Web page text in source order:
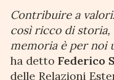
Contribuire a
così ricco di
memoria è per noi
ha detto Federico
delle Relazioni